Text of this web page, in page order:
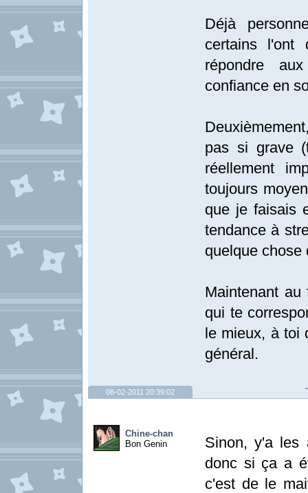
Déjà
certains
répondre
confiance en
pas si grave
réellement
toujours
que je faisais
tendance à
quelque chose
Maintenant
qui te
le mieux, à toi
général.
08-02-2011 20:39:02
Chine-chan
Bon Genin
Sinon, y'a les
donc si ça a
c'est de le